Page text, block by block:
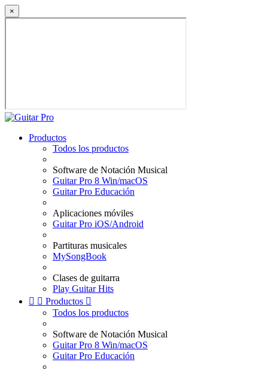
×
Productos
Todos los productos
Software de Notación Musical
Guitar Pro 8 Win/macOS
Guitar Pro Educación
Aplicaciones móviles
Guitar Pro iOS/Android
Partituras musicales
MySongBook
Clases de guitarra
Play Guitar Hits
  Productos 
Todos los productos
Software de Notación Musical
Guitar Pro 8 Win/macOS
Guitar Pro Educación